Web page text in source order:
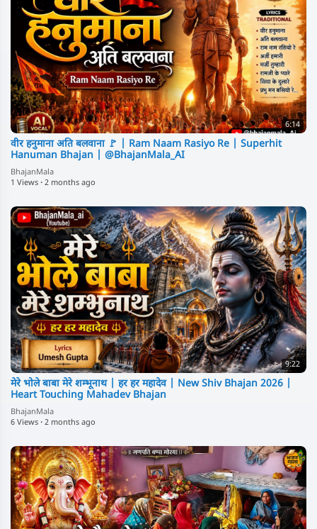
6:14
⁣वीर हनुमाना अति बलवाना 🚩 | Ram Naam Rasiyo Re | Superhit
Hanuman Bhajan | @BhajanMala_AI
BhajanMala
1 Views · 2 months ago
9:22
मेरे भोले बाबा मेरे शम्भूनाथ | हर हर महादेव | New Shiv Bhajan 2026 |
Heart Touching Mahadev Bhajan
BhajanMala
6 Views · 2 months ago